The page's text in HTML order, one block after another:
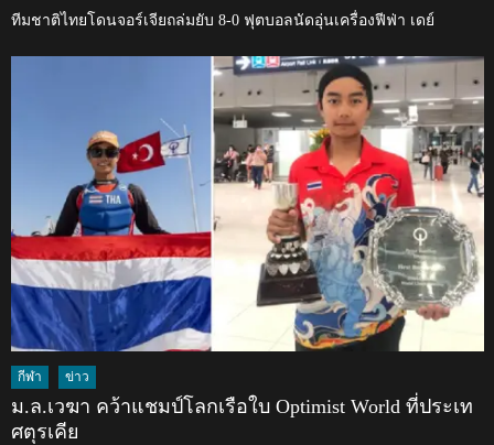
ทีมชาติไทยโดนจอร์เจียถล่มยับ 8-0 ฟุตบอลนัดอุ่นเครื่องฟีฟ่า เดย์
กีฬา ข่าว
ม.ล.เวฆา คว้าแชมป์โลกเรือใบ Optimist World ที่ประเท
ศตุรเคีย